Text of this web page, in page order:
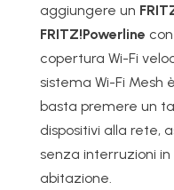
aggiungere un
FRITZ!Powerline
copertura Wi-Fi
sistema Wi-Fi Mesh
basta premere un
dispositivi alla rete,
senza interruzioni
abitazione.